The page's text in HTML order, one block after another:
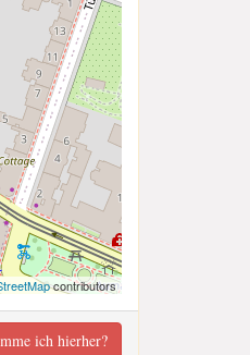
contributors
ich hierher?